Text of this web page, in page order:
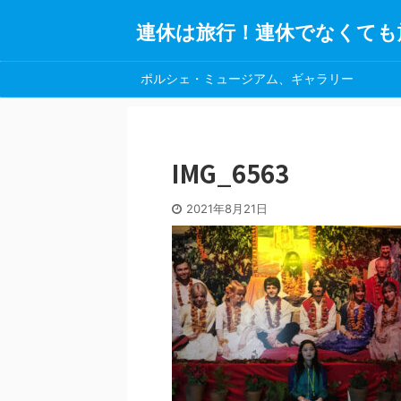
連休は旅行！連休でなくて
ポルシェ・ミュージアム、ギャラリー
IMG_6563
2021年8月21日